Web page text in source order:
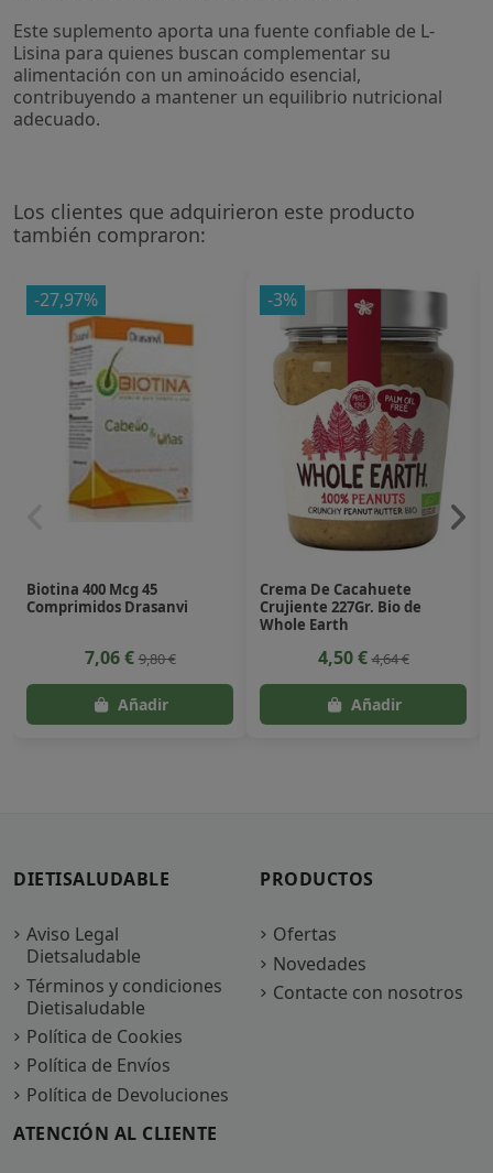
Este suplemento aporta una fuente confiable de L-
Lisina para quienes buscan complementar su
alimentación con un aminoácido esencial,
contribuyendo a mantener un equilibrio nutricional
adecuado.
Los clientes que adquirieron este producto
también compraron:
-27,97%
Biotina 400 Mcg 45
Comprimidos Drasanvi
7,06 €9,80 €
-3%
Crema De Cacahuete
Crujiente 227Gr. Bio de
Whole Earth
4,50 €4,64 €
DIETISALUDABLE
Aviso Legal
Dietsaludable
Términos y condiciones
Dietisaludable
Política de Cookies
Política de Envíos
Política de Devoluciones
PRODUCTOS
Ofertas
Novedades
Contacte con nosotros
ATENCIÓN AL CLIENTE